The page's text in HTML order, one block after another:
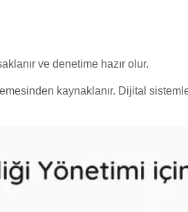
ve denetime hazır olur.
kaynaklanır. Dijital